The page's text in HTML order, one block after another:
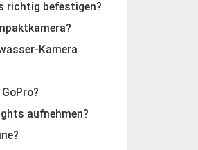
richtig befestigen?
Kamera
aufnehmen?